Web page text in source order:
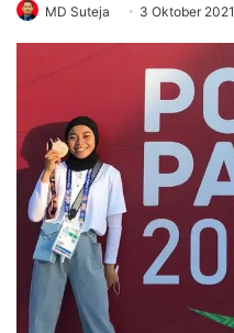
MD Suteja 3 Oktober 2021